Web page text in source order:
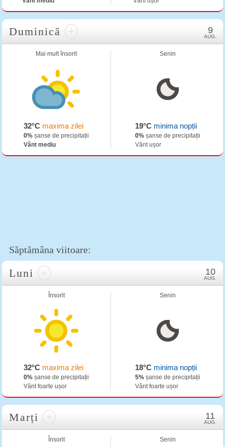
Duminică + 9
AUG.
Mai mult însorit
32°C maxima zilei
0% șanse de precipitații
Vânt mediu
Senin
19°Cminima nopții
0%șanse de precipitații
Vânt ușor
Săptămâna viitoare:
Luni + 10
AUG.
Însorit
32°C maxima zilei
0% șanse de precipitații
Vânt foarte ușor
Senin
18°Cminima nopții
5%șanse de precipitații
Vânt foarte ușor
Marți + 11
AUG.
Însorit Senin